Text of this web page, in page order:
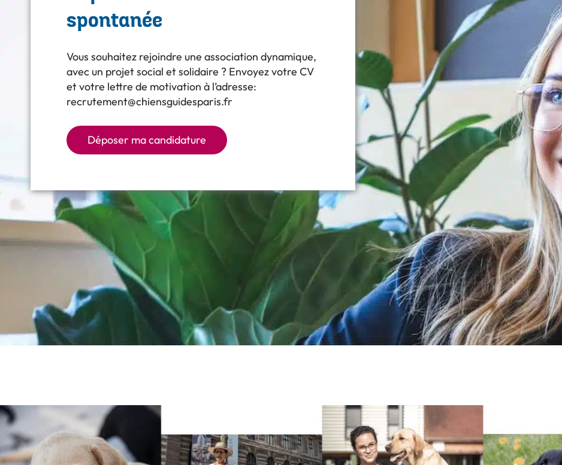
spontanée
Vous souhaitez rejoindre une association dynamique,
avec un projet social et solidaire ? Envoyez votre CV
et votre lettre de motivation à l’adresse:
recrutement@chiensguidesparis.fr
Déposer ma candidature